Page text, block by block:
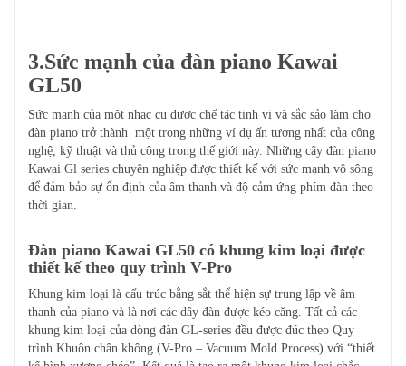
3.Sức mạnh của đàn piano Kawai
GL50
Sức mạnh của một nhạc cụ được chế tác tinh vi và sắc sảo làm cho
đàn piano trở thành một trong những ví dụ ấn tượng nhất của công
nghệ, kỹ thuật và thủ công trong thế giới này. Những cây đàn piano
Kawai Gl series chuyên nghiệp được thiết kế với sức mạnh vô sông
để đảm bảo sự ổn định của âm thanh và độ cảm ứng phím đàn theo
thời gian.
Đàn piano Kawai GL50 có khung kim loại được
thiết kế theo quy trình V-Pro
Khung kim loại là cấu trúc bằng sắt thể hiện sự trung lập về âm
thanh của piano và là nơi các dây đàn được kéo căng. Tất cả các
khung kim loại của dòng đàn GL-series đều được đúc theo Quy
trình Khuôn chân không (V-Pro – Vacuum Mold Process) với “thiết